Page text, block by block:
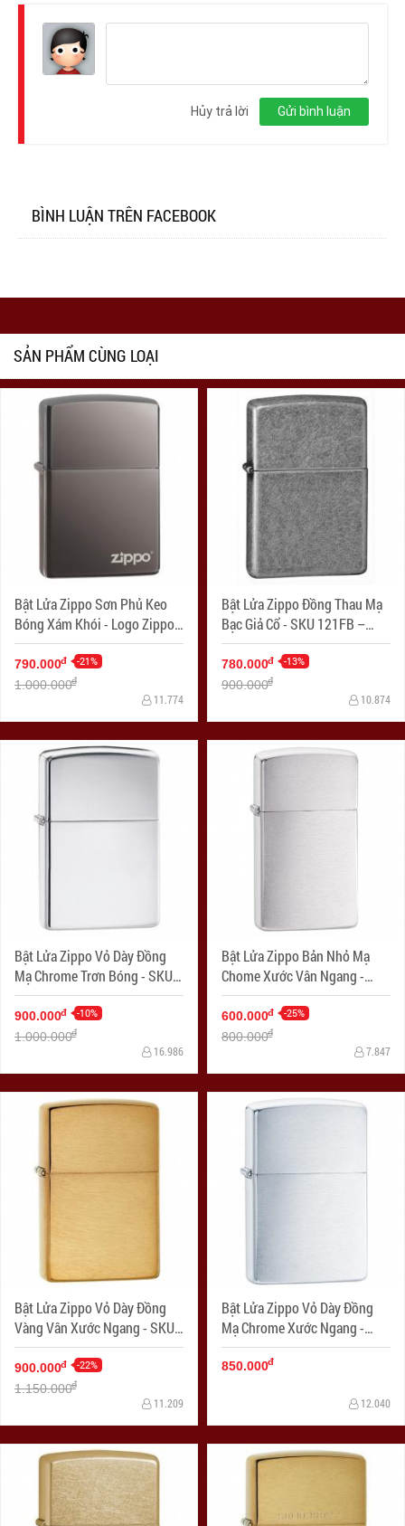
Gửi bình luận
Hủy trả lời
BÌNH LUẬN TRÊN FACEBOOK
SẢN PHẨM CÙNG LOẠI
Bật Lửa Zippo Sơn Phủ Keo
Bóng Xám Khói - Logo Zippo
SKU 150ZL – Zippo Black Ice
with Zippo Logo
790.000đ -21%
1.000.000đ
11.774
Bật Lửa Zippo Đồng Thau Mạ
Bạc Giả Cổ - SKU 121FB –
Zippo Antique Silver Plate
780.000đ -13%
900.000đ
10.874
Bật Lửa Zippo Vỏ Dày Đồng
Mạ Chrome Trơn Bóng - SKU
167 – Zippo Armor High
Polished Chrome
900.000đ -10%
1.000.000đ
16.986
Bật Lửa Zippo Bản Nhỏ Mạ
Chome Xước Vân Ngang -
SKU 1600 – Zippo Slim
Brushed Chrome
600.000đ -25%
800.000đ
7.847
Bật Lửa Zippo Vỏ Dày Đồng
Vàng Vân Xước Ngang - SKU
168 – Zippo Armor Brushed
Brass
900.000đ -22%
1.150.000đ
11.209
Bật Lửa Zippo Vỏ Dày Đồng
Mạ Chrome Xước Ngang -
SKU 162 – Zippo Armor
Brushed Chrome
850.000đ
12.040